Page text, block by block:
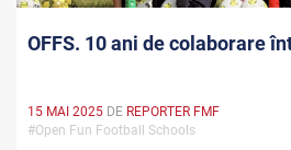
OFFS. 10 ani de colaborare
15 MAI 2025 DE REPORTER FMF
#Open Fun Football Schools